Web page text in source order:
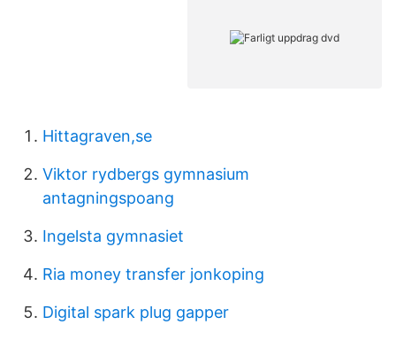
Hittagraven,se
Viktor rydbergs gymnasium
antagningspoang
Ingelsta gymnasiet
Ria money transfer jonkoping
Digital spark plug gapper